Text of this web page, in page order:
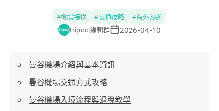
#機場接送 #交通攻略 #海外旅遊
tripool編輯群
2026-04-10
曼谷機場介紹與基本資訊
曼谷機場交通方式攻略
曼谷機場入境流程與退稅教學